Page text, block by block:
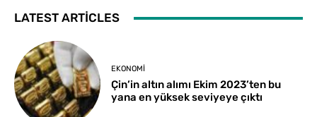
LATEST ARTICLES
EKONOMI
Çin’in altın alımı Ekim 2023’ten bu
yana en yüksek seviyeye çıktı